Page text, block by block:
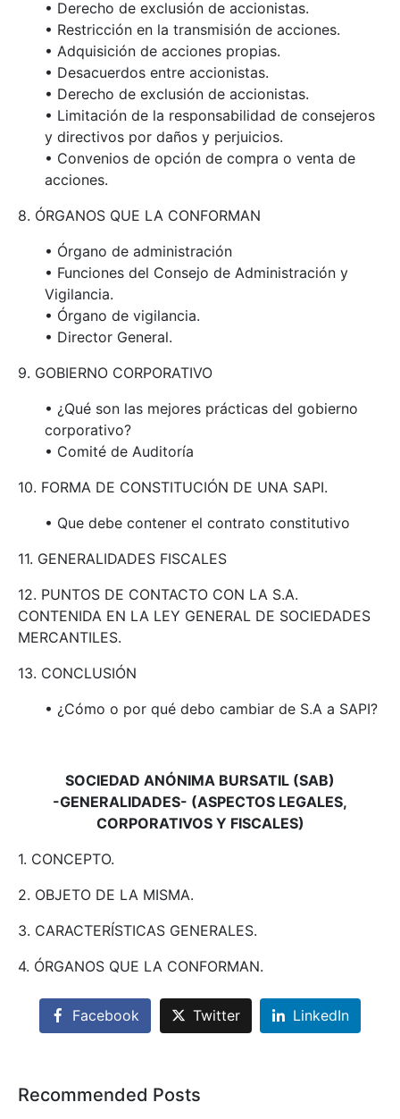
• Derecho de exclusión de accionistas.
• Restricción en la transmisión de acciones.
• Adquisición de acciones propias.
• Desacuerdos entre accionistas.
• Derecho de exclusión de accionistas.
• Limitación de la responsabilidad de consejeros
y directivos por daños y perjuicios.
• Convenios de opción de compra o venta de
acciones.
8. ÓRGANOS QUE LA CONFORMAN
• Órgano de administración
• Funciones del Consejo de Administración y
Vigilancia.
• Órgano de vigilancia.
• Director General.
9. GOBIERNO CORPORATIVO
• ¿Qué son las mejores prácticas del gobierno
corporativo?
• Comité de Auditoría
10. FORMA DE CONSTITUCIÓN DE UNA SAPI.
• Que debe contener el contrato constitutivo
11. GENERALIDADES FISCALES
12. PUNTOS DE CONTACTO CON LA S.A.
CONTENIDA EN LA LEY GENERAL DE SOCIEDADES
MERCANTILES.
13. CONCLUSIÓN
• ¿Cómo o por qué debo cambiar de S.A a SAPI?
SOCIEDAD ANÓNIMA BURSATIL (SAB)
-GENERALIDADES- (ASPECTOS LEGALES,
CORPORATIVOS Y FISCALES)
1. CONCEPTO.
2. OBJETO DE LA MISMA.
3. CARACTERÍSTICAS GENERALES.
4. ÓRGANOS QUE LA CONFORMAN.
Facebook Twitter LinkedIn
Recommended Posts